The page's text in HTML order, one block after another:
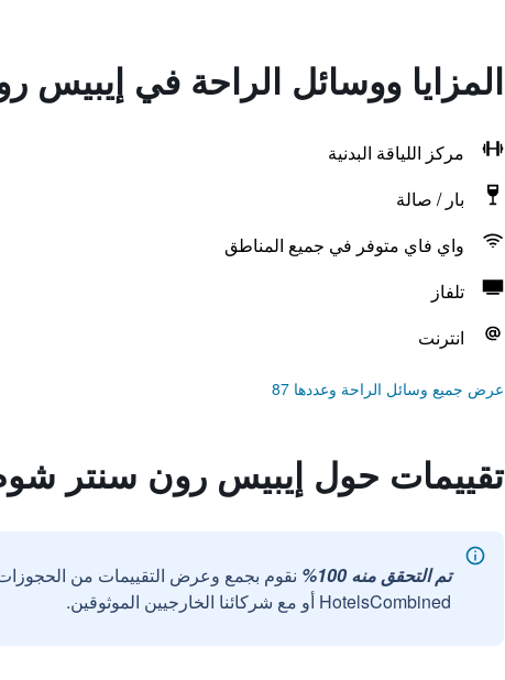
المزايا ووسائل الراحة في إيبيس
مركز اللياقة البدنية
بار / صالة
واي فاي متوفر في جميع المناطق
تلفاز
انترنت
عرض جميع وسائل الراحة وعددها 87
تقييمات حول إيبيس رون سنتر
تم التحقق منه 100%
نقوم بجمع وعرض التقييمات من
HotelsCombined أو مع شركائنا الخارجيين الموثوقين.